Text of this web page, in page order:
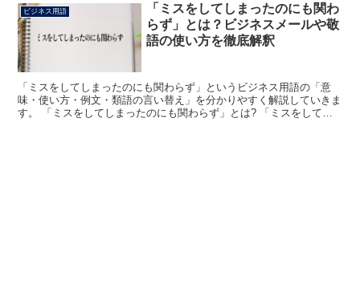
ビジネス用語
「ミスをしてしまったのにも関わ
らず」とは？ビジネスメールや敬
語の使い方を徹底解釈
「ミスをしてしまったのにも関わらず」というビジネス用語の「意
味・使い方・例文・類語の言い替え」を分かりやすく解説していきま
す。 「ミスをしてしまったのにも関わらず」とは? 「ミスをしてし